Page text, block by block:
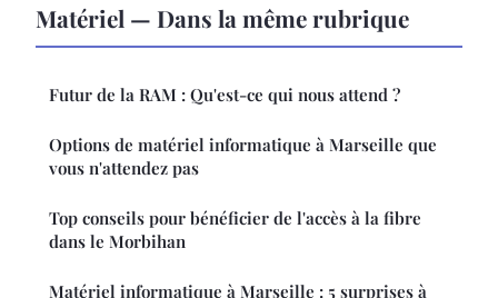
Matériel — Dans la même rubrique
Futur de la RAM : Qu'est-ce qui nous attend ?
Options de matériel informatique à Marseille que
vous n'attendez pas
Top conseils pour bénéficier de l'accès à la fibre
dans le Morbihan
Matériel informatique à Marseille : 5 surprises à